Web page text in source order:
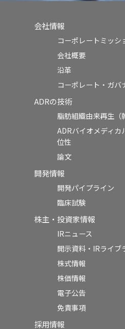
会社情報
コーポレートミッシ
会社概要
沿革
コーポレート・ガバ
ADRの技術
脂肪組織由来再生（
ADRバイオメディカ
位性
論文
開発情報
開発パイプライン
臨床試験
株主・投資家情報
IRニュース
開示資料・IRライブ
株式情報
株価情報
電子公告
免責事項
採用情報